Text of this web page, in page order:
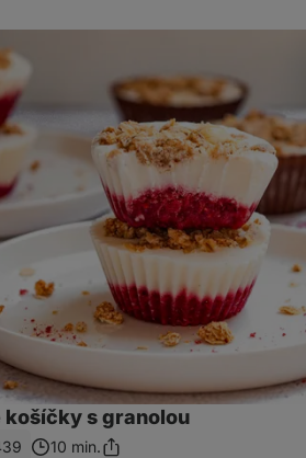
s granolou
10 min.Zdieľať